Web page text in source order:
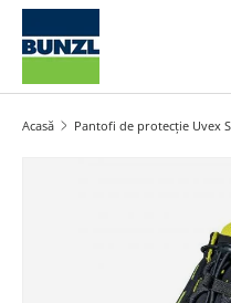
Salt la conținut
Caută
Acasă Pantofi de protecție Uvex
Salt la informațiile